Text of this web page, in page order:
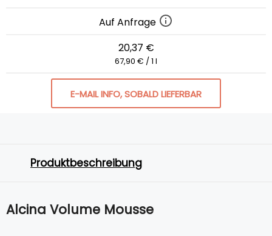
Auf Anfrage
20,37 €
67,90 € / 1 l
E-MAIL INFO, SOBALD LIEFERBAR
Produktbeschreibung
Alcina Volume Mousse